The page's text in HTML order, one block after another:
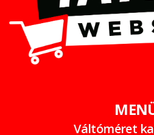
Váltóméret